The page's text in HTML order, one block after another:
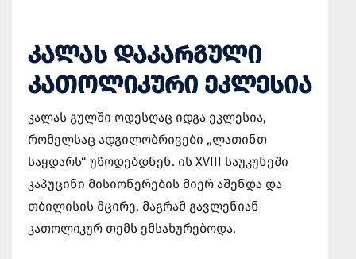
ᲙᲐᲚᲐᲡ ᲓᲐᲙᲐᲠᲒᲣᲚᲘ
ᲙᲐᲗᲝᲚᲘᲙᲣᲠᲘ ᲔᲙᲚᲔᲡᲘᲐ
კალას გულში ოდესღაც იდგა ეკლესია,
რომელსაც ადგილობრივები „ლათინთ
საყდარს“ უწოდებდნენ. ის XVIII საუკუნეში
კაპუცინი მისიონერების მიერ აშენდა და
თბილისის მცირე, მაგრამ გავლენიან
კათოლიკურ თემს ემსახურებოდა.